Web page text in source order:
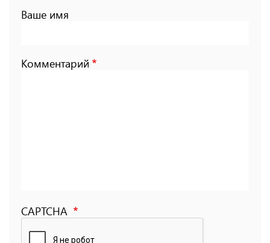
Ваше имя
Комментарий
CAPTCHA